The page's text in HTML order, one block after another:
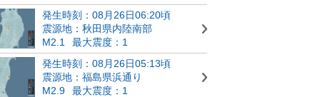
発生時刻：08月26日06:20頃
震源地：秋田県内陸南部
M2.1
最大震度：1
発生時刻：08月26日05:13頃
震源地：福島県浜通り
M2.9
最大震度：1